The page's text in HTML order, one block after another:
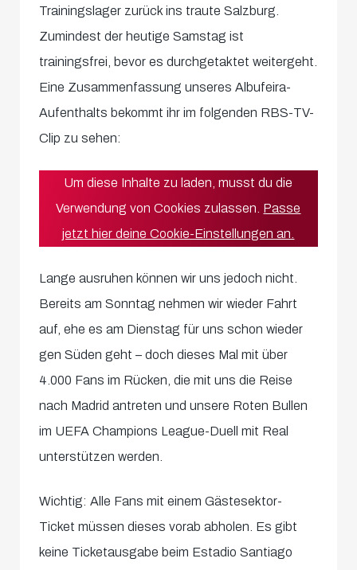
Trainingslager zurück ins traute Salzburg.
Zumindest der heutige Samstag ist
trainingsfrei, bevor es durchgetaktet weitergeht.
Eine Zusammenfassung unseres Albufeira-
Aufenthalts bekommt ihr im folgenden RBS-TV-
Clip zu sehen:
Um diese Inhalte zu laden, musst du die
Verwendung von Cookies zulassen. Passe
jetzt hier deine Cookie-Einstellungen an.
Lange ausruhen können wir uns jedoch nicht.
Bereits am Sonntag nehmen wir wieder Fahrt
auf, ehe es am Dienstag für uns schon wieder
gen Süden geht – doch dieses Mal mit über
4.000 Fans im Rücken, die mit uns die Reise
nach Madrid antreten und unsere Roten Bullen
im UEFA Champions League-Duell mit Real
unterstützen werden.
Wichtig: Alle Fans mit einem Gästesektor-
Ticket müssen dieses vorab abholen. Es gibt
keine Ticketausgabe beim Estadio Santiago